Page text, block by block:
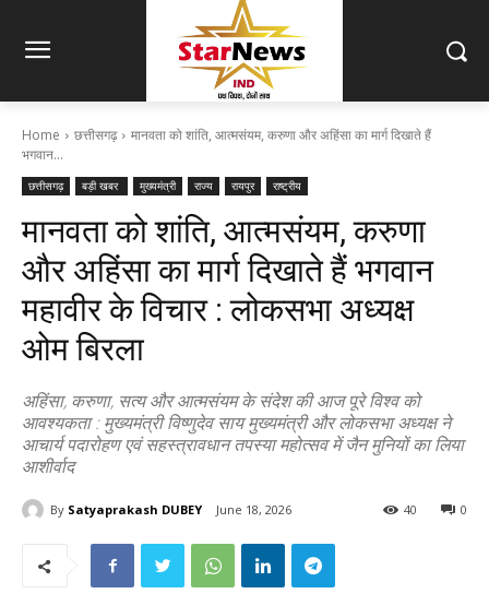
Home छत्तीसगढ़
मानवता को शांति, आत्मसंयम, करुणा और अहिंसा का मार्ग दिखाते हैं
भगवान...
छत्तीसगढ़ बड़ी खबर मुख्यमंत्री राज्य रायपुर राष्ट्रीय
मानवता को शांति, आत्मसंयम, करुणा
और अहिंसा का मार्ग दिखाते हैं भगवान
महावीर के विचार : लोकसभा अध्यक्ष
ओम बिरला
अहिंसा, करुणा, सत्य और आत्मसंयम के संदेश की आज पूरे विश्व को
आवश्यकता : मुख्यमंत्री विष्णुदेव साय मुख्यमंत्री और लोकसभा अध्यक्ष ने
आचार्य पदारोहण एवं सहस्त्रावधान तपस्या महोत्सव में जैन मुनियों का लिया
आशीर्वाद
By Satyaprakash DUBEY June 18, 2026 0
40